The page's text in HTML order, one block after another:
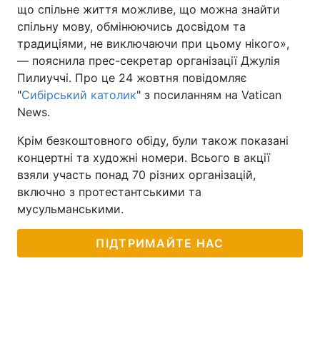
що спільне життя можливе, що можна знайти
спільну мову, обмінюючись досвідом та
традиціями, не виключаючи при цьому нікого»,
— пояснила прес-секретар організації Джулія
Пилиуччі. Про це 24 жовтня повідомляє
"Сибірський католик" з посиланням на Vatican
News.
Крім безкоштовного обіду, були також показані
концертні та художні номери. Всього в акції
взяли участь понад 70 різних організацій,
включно з протестантськими та
мусульманськими.
ПІДТРИМАЙТЕ НАС